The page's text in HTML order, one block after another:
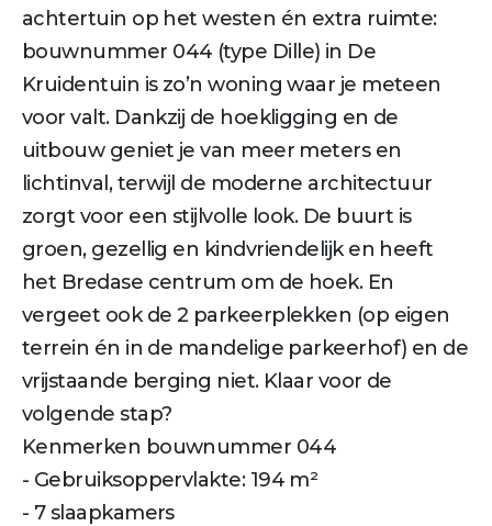
achtertuin op het westen én extra ruimte:
bouwnummer 044 (type Dille) in De
Kruidentuin is zo’n woning waar je meteen
voor valt. Dankzij de hoekligging en de
uitbouw geniet je van meer meters en
lichtinval, terwijl de moderne architectuur
zorgt voor een stijlvolle look. De buurt is
groen, gezellig en kindvriendelijk en heeft
het Bredase centrum om de hoek. En
vergeet ook de 2 parkeerplekken (op eigen
terrein én in de mandelige parkeerhof) en de
vrijstaande berging niet. Klaar voor de
volgende stap?
Kenmerken bouwnummer 044
- Gebruiksoppervlakte: 194 m²
- 7 slaapkamers